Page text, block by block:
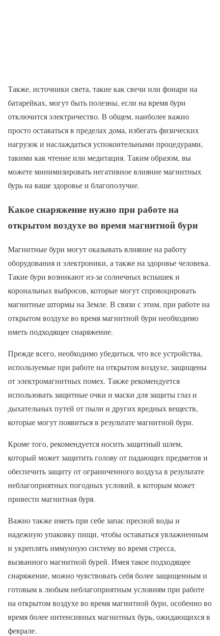
Также, источники света, такие как свечи или фонари на
батарейках, могут быть полезны, если на время бури
отключится электричество. В общем, наиболее важно
просто оставаться в пределах дома, избегать физических
нагрузок и наслаждаться успокоительными процедурами,
такими как чтение или медитация. Таким образом, вы
можете минимизировать негативное влияние магнитных
бурь на ваше здоровье и благополучие.
Какое снаряжение нужно при работе на
открытом воздухе во время магнитной бури
Магнитные бури могут оказывать влияние на работу
оборудования и электроники, а также на здоровье человека.
Такие бури возникают из-за солнечных вспышек и
корональных выбросов, которые могут спровоцировать
магнитные штормы на Земле. В связи с этим, при работе на
открытом воздухе во время магнитной бури необходимо
иметь подходящее снаряжение.
Прежде всего, необходимо убедиться, что все устройства,
используемые при работе на открытом воздухе, защищены
от электромагнитных помех. Также рекомендуется
использовать защитные очки и маски для защиты глаз и
дыхательных путей от пыли и других вредных веществ,
которые могут появиться в результате магнитной бури.
Кроме того, рекомендуется носить защитный шлем,
который может защитить голову от падающих предметов и
обеспечить защиту от ограниченного воздуха в результате
неблагоприятных погодных условий, к которым может
привести магнитная буря.
Важно также иметь при себе запас пресной воды и
надежную упаковку пищи, чтобы оставаться увлажненным
и укреплять иммунную систему во время стресса,
вызванного магнитной бурей. Имея такое подходящее
снаряжение, можно чувствовать себя более защищенным и
готовым к любым неблагоприятным условиям при работе
на открытом воздухе во время магнитной бури, особенно во
время более интенсивных магнитных бурь, ожидающихся в
феврале.